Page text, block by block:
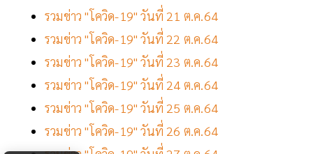
รวมข่าว "โควิด-19" วันที่ 21 ต.ค.64
รวมข่าว "โควิด-19" วันที่ 22 ต.ค.64
รวมข่าว "โควิด-19" วันที่ 23 ต.ค.64
รวมข่าว "โควิด-19" วันที่ 24 ต.ค.64
รวมข่าว "โควิด-19" วันที่ 25 ต.ค.64
รวมข่าว "โควิด-19" วันที่ 26 ต.ค.64